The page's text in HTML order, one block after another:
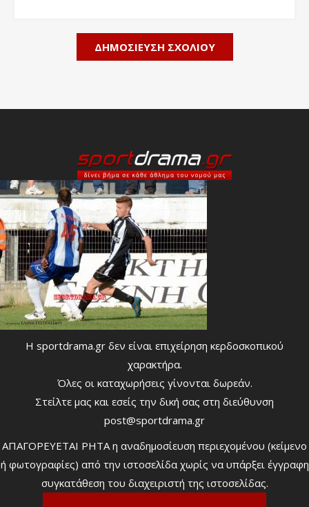
Η sportdrama.gr δεν είναι επιχείρηση κερδοσκοπικού
χαρακτήρα.
Όλες οι καταχωρήσεις γίνονται δωρεάν.
Στείλτε μας και εσείς την δική σας στη διεύθυνση
post@sportdrama.gr
ΑΠΑΓΟΡΕΥΕΤΑΙ ΡΗΤΑ η αναδημοσίευση περιεχομένου (κείμενο
ή φωτογραφίες) από την ιστοσελίδα χωρίς να υπάρξει έγγραφη
συγκατάθεση του διαχειριστή της ιστοσελίδας.